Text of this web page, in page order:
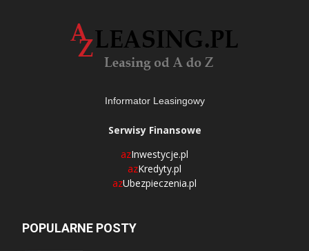
Informator Leasingowy
Serwisy Finansowe
azInwestycje.pl
azKredyty.pl
azUbezpieczenia.pl
POPULARNE POSTY